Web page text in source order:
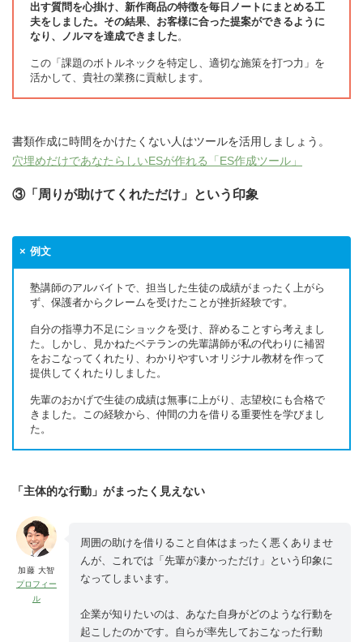
出す質問を心掛け、新作商品の特徴を毎日ノートにまとめる工
夫をしました。その結果、お客様に合った提案ができるように
なり、ノルマを達成できました。
この「課題のボトルネックを特定し、適切な施策を打つ力」を
活かして、貴社の業務に貢献します。
書類作成に時間をかけたくない人はツールを活用しましょう。
穴埋めだけであなたらしいESが作れる「ES作成ツール」
③「周りが助けてくれただけ」という印象
例文
塾講師のアルバイトで、担当した生徒の成績がまったく上がら
ず、保護者からクレームを受けたことが挫折経験です。
自分の指導力不足にショックを受け、辞めることすら考えまし
た。しかし、見かねたベテランの先輩講師が私の代わりに補習
をおこなってくれたり、わかりやすいオリジナル教材を作って
提供してくれたりしました。
先輩のおかげで生徒の成績は無事に上がり、志望校にも合格で
きました。この経験から、仲間の力を借りる重要性を学びまし
た。
「主体的な行動」がまったく見えない
加藤 大智
プロフィー
ル
周囲の助けを借りること自体はまったく悪くありませ
んが、これでは「先輩が凄かっただけ」という印象に
なってしまいます。
企業が知りたいのは、あなた自身がどのような行動を
起こしたのかです。自らが率先しておこなった行動